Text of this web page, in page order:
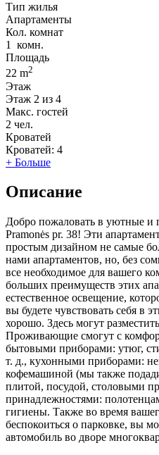
Тип жилья
Апартаменты
Кол. комнат
1
комн.
Площадь
22 m2
Этаж
Этаж 2 из 4
Макс. гостей
2 чел.
Кроватей
Кроватей: 4
+ Больше
Описание
Добро пожаловать в уютные и
Pramonės pr. 38! Эти
простым дизайном не самые
нами апартаментов, но, без
все необходимое для вашего
больших преимуществ этих
естественное освещение,
вы будете чувствовать себя в
хорошо. Здесь могут
Проживающие смогут с
бытовыми приборами: утюг,
т. д., кухонными приборами:
кофемашиной (мы также
плитой, посудой, столовыми
принадлежностями:
гигиены. Также во время
беспокоиться о парковке, вы
автомобиль во дворе